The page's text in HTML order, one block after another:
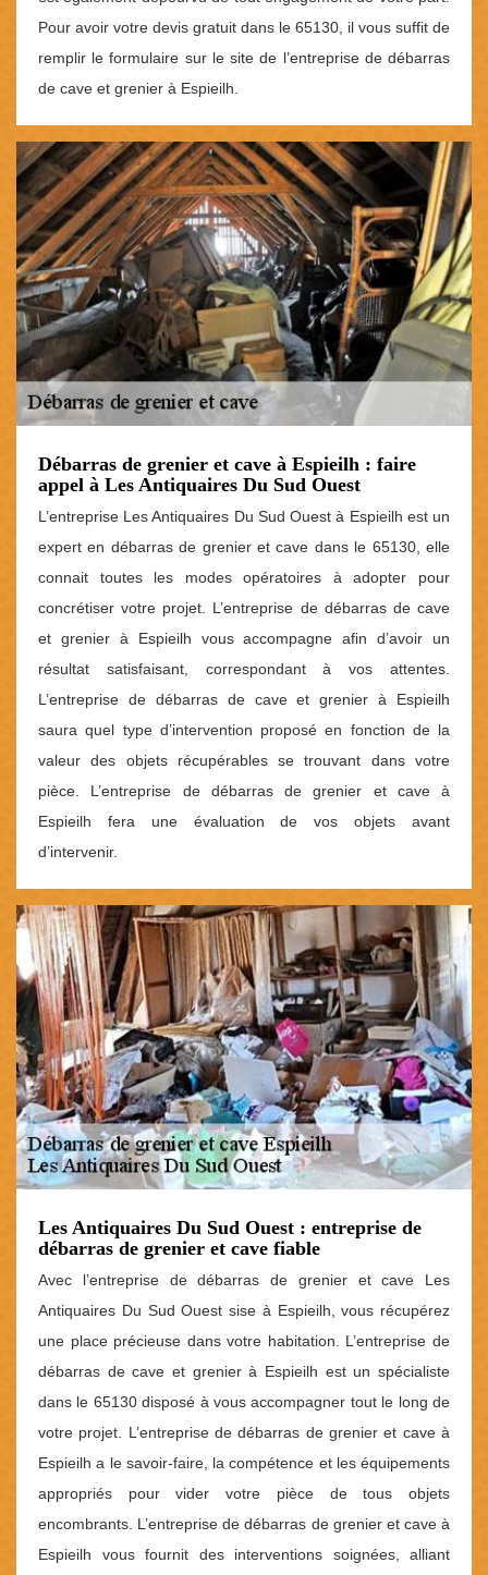
Pour avoir votre devis gratuit dans le 65130, il vous suffit de
remplir le formulaire sur le site de l’entreprise de débarras
de cave et grenier à Espieilh.
Débarras de grenier et cave à Espieilh : faire
appel à Les Antiquaires Du Sud Ouest
L’entreprise Les Antiquaires Du Sud Ouest à Espieilh est un
expert en débarras de grenier et cave dans le 65130, elle
connait toutes les modes opératoires à adopter pour
concrétiser votre projet. L’entreprise de débarras de cave
et grenier à Espieilh vous accompagne afin d’avoir un
résultat satisfaisant, correspondant à vos attentes.
L’entreprise de débarras de cave et grenier à Espieilh
saura quel type d’intervention proposé en fonction de la
valeur des objets récupérables se trouvant dans votre
pièce. L’entreprise de débarras de grenier et cave à
Espieilh fera une évaluation de vos objets avant
d’intervenir.
Les Antiquaires Du Sud Ouest : entreprise de
débarras de grenier et cave fiable
Avec l’entreprise de débarras de grenier et cave Les
Antiquaires Du Sud Ouest sise à Espieilh, vous récupérez
une place précieuse dans votre habitation. L’entreprise de
débarras de cave et grenier à Espieilh est un spécialiste
dans le 65130 disposé à vous accompagner tout le long de
votre projet. L’entreprise de débarras de grenier et cave à
Espieilh a le savoir-faire, la compétence et les équipements
appropriés pour vider votre pièce de tous objets
encombrants. L’entreprise de débarras de grenier et cave à
Espieilh vous fournit des interventions soignées, alliant